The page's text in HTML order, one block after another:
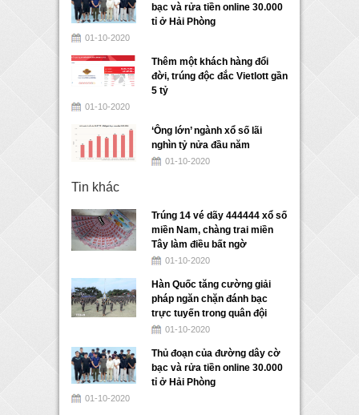
bạc và rửa tiền online 30.000
tỉ ở Hải Phòng
01-10-2020
Thêm một khách hàng đổi
đời, trúng độc đắc Vietlott gần
5 tỷ
01-10-2020
‘Ông lớn’ ngành xổ số lãi
nghìn tỷ nửa đầu năm
01-10-2020
Tin khác
Trúng 14 vé dãy 444444 xổ số
miền Nam, chàng trai miền
Tây làm điều bất ngờ
01-10-2020
Hàn Quốc tăng cường giải
pháp ngăn chặn đánh bạc
trực tuyến trong quân đội
01-10-2020
Thủ đoạn của đường dây cờ
bạc và rửa tiền online 30.000
tỉ ở Hải Phòng
01-10-2020